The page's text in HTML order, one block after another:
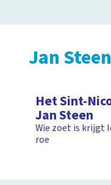
Jan Steen
Het Sint-
Jan Steen
Wie zoet is krijgt
roe